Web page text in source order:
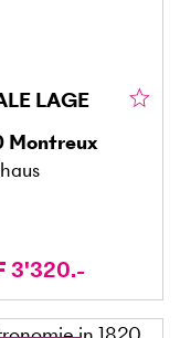
LAGE
Montreux
3'320.-